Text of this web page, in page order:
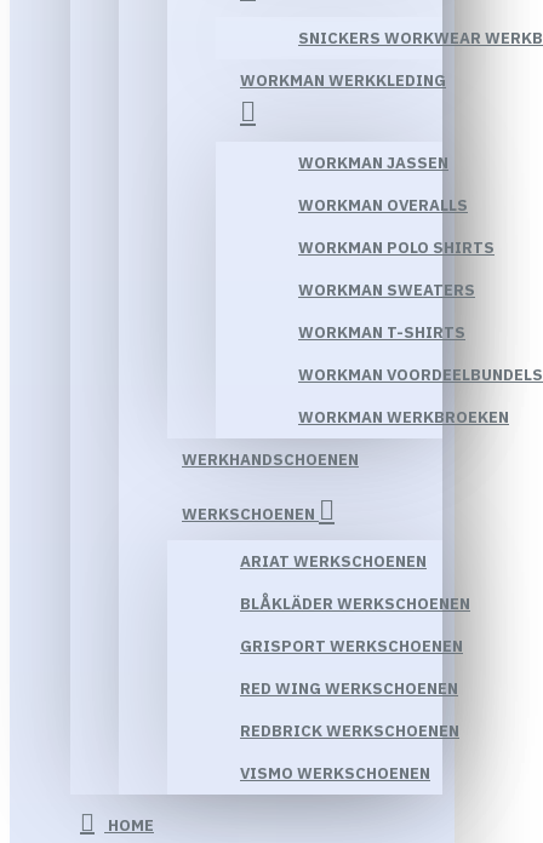
SNICKERS WORKWEAR
WORKMAN WERKKLEDING
WORKMAN JASSEN
WORKMAN OVERALLS
WORKMAN POLO SHIRTS
WORKMAN SWEATERS
WORKMAN T-SHIRTS
WORKMAN VOORDEELBUNDELS
WORKMAN WERKBROEKEN
WERKHANDSCHOENEN
WERKSCHOENEN
ARIAT WERKSCHOENEN
BLÅKLÄDER WERKSCHOENEN
GRISPORT WERKSCHOENEN
RED WING WERKSCHOENEN
REDBRICK WERKSCHOENEN
VISMO WERKSCHOENEN
HOME